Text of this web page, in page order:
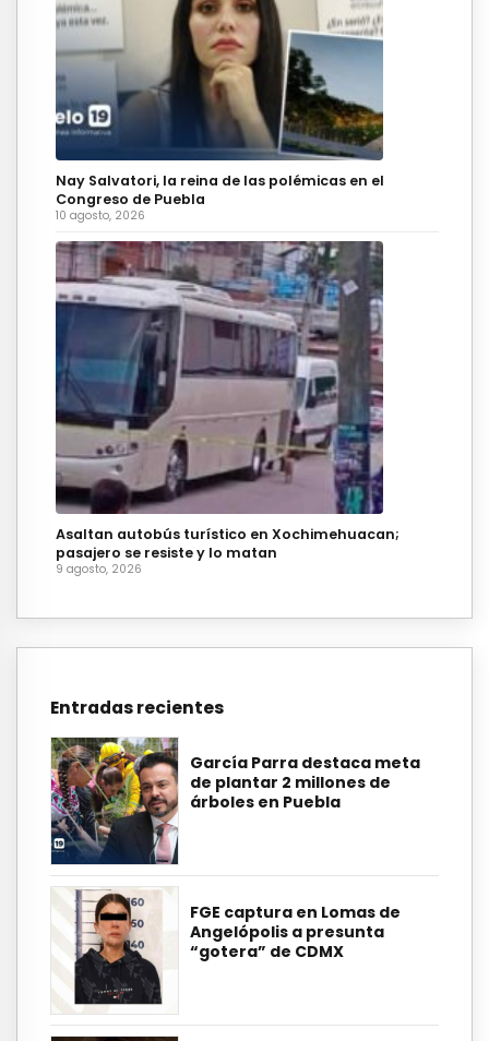
Nay Salvatori, la reina de las polémicas en el
Congreso de Puebla
10 agosto, 2026
Asaltan autobús turístico en Xochimehuacan;
pasajero se resiste y lo matan
9 agosto, 2026
Entradas recientes
García Parra destaca meta
de plantar 2 millones de
árboles en Puebla
FGE captura en Lomas de
Angelópolis a presunta
“gotera” de CDMX